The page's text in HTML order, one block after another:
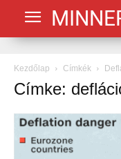
Kezdőlap Címkék
Címke: